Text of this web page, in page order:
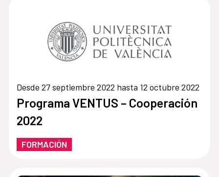
Desde 27 septiembre 2022 hasta 12 octubre 2022
Programa VENTUS – Cooperación
2022
FORMACIÓN